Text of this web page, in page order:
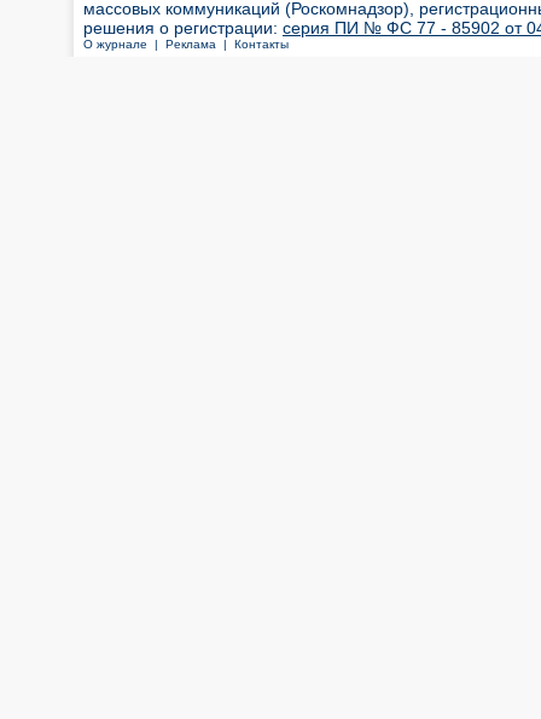
массовых коммуникаций (Роскомнадзор),
решения о регистрации: серия ПИ № ФС 77 - 85902 от 04
О журнале | Реклама | Контакты